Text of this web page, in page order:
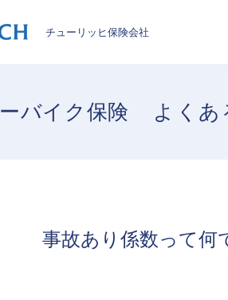
チューリッヒ保険会社
バイク保険 よくあ
事故あり係数って何